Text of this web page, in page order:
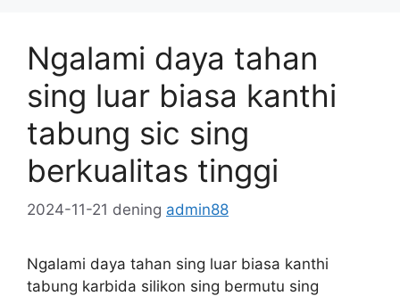
Ngalami daya tahan
sing luar biasa kanthi
tabung sic sing
berkualitas tinggi
2024-11-21 dening admin88
Ngalami daya tahan sing luar biasa kanthi
tabung karbida silikon sing bermutu sing